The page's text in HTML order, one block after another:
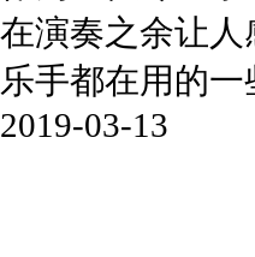
在演奏之余让
乐手都在用的
2019-03-13